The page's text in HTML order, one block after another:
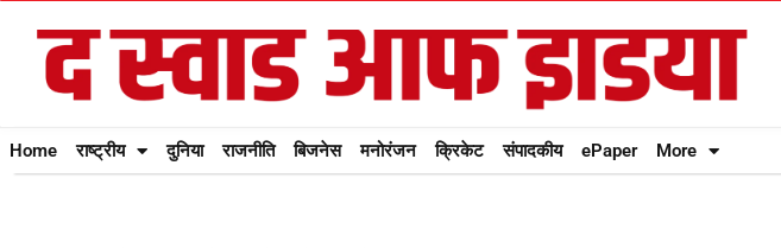
Home राष्ट्रीय दुनिया राजनीति बिजनेस मनोरंजन क्रिकेट संपादकीय ePaper More